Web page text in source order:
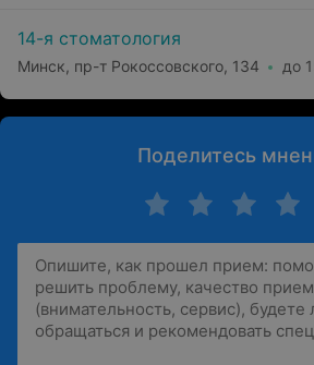
14-я стоматология
Минск, пр-т Рокоссовского, 134 до
Поделитесь